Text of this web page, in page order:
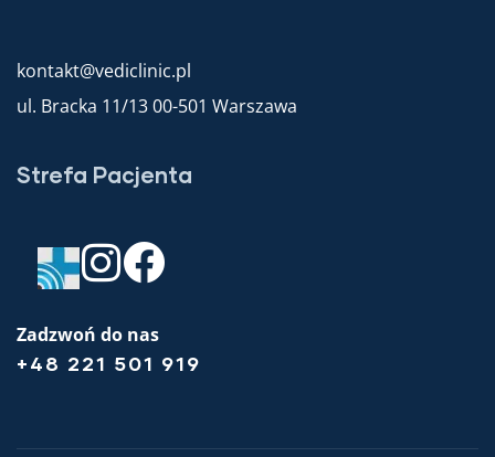
kontakt@vediclinic.pl
ul. Bracka 11/13 00-501 Warszawa
Strefa Pacjenta
Zadzwoń do nas
+48 221 501 919